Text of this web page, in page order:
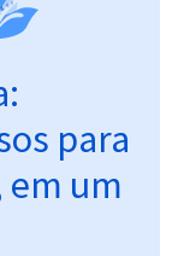
para
um